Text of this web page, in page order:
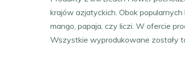
krajów azjatyckich. Obok
mango, papaja, czy liczi. W ofercie
Wszystkie wyprodukowane zostały